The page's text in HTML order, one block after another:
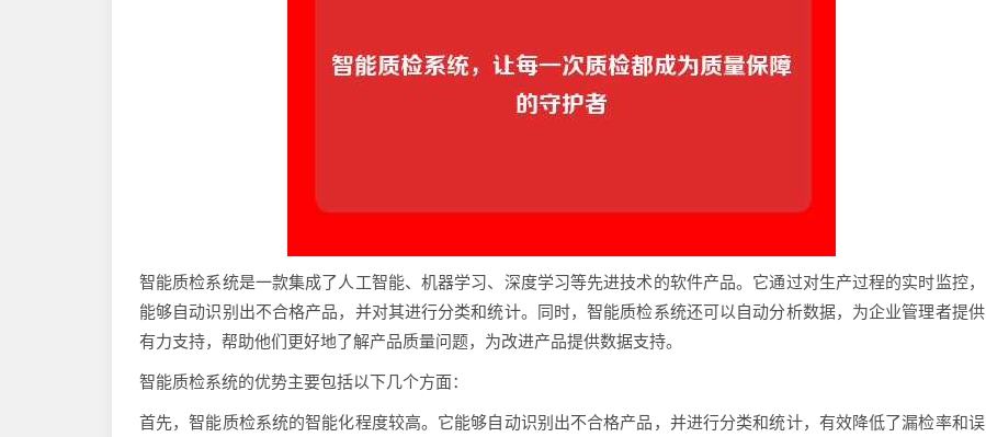
智能质检系统是一款集成了人工智能、机器学习、深度学习等先进技术的软件产品。它通过对生产过程的实时监控，
能够自动识别出不合格产品，并对其进行分类和统计。同时，智能质检系统还可以自动分析数据，为企业管理者提供
有力支持，帮助他们更好地了解产品质量问题，为改进产品提供数据支持。
智能质检系统的优势主要包括以下几个方面：
首先，智能质检系统的智能化程度较高。它能够自动识别出不合格产品，并进行分类和统计，有效降低了漏检率和误